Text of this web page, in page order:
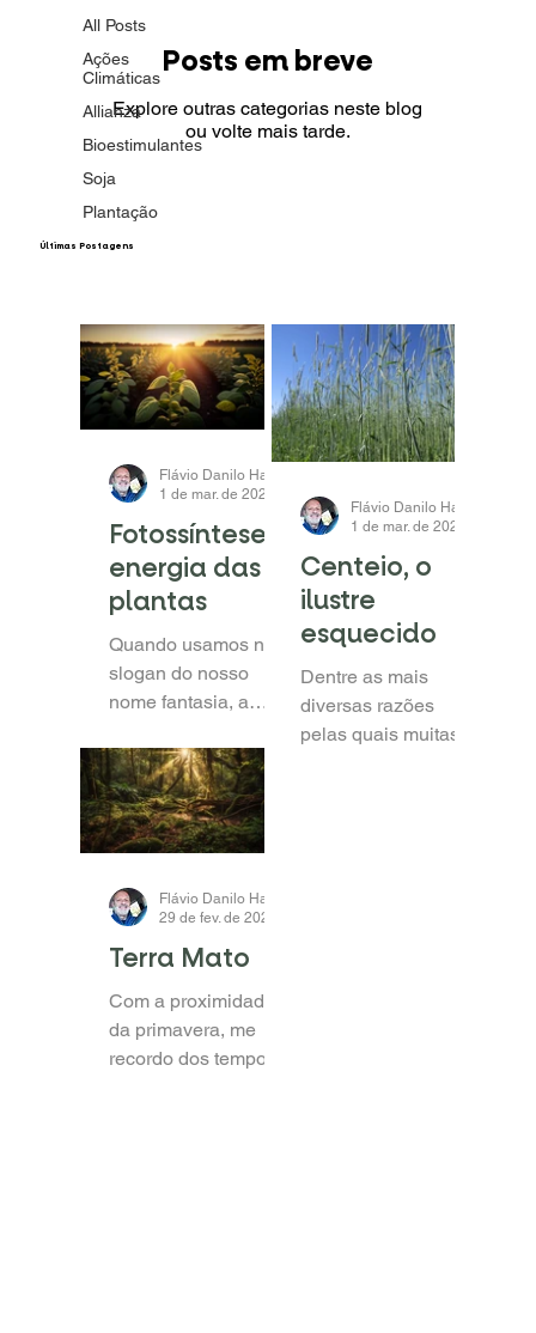
Fotossíntese =
energia das
plantas
Quando usamos no
slogan do nosso
nome fantasia, a
DAS PLANTAS”, não
estamos apenas
lançando mão de um
apelo de MKT,...
Flávio Danilo Haas
1 de mar. de 2024
1 min de leitura
Centeio, o
ilustre
esquecido
Dentre as mais
diversas razões
pelas quais muitas
Flávio Danilo Haas
1 de mar. de 2024
Terra Mato
Com a proximidade
da primavera, me
recordo dos tempos
Flávio Danilo Haas
29 de fev. de 2024
​Últimas Postagens
All Posts
Ações
Climáticas
Allianza
Bioestimulantes
Soja
Plantação
Posts em breve
Explore outras categorias neste blog
ou volte mais tarde.